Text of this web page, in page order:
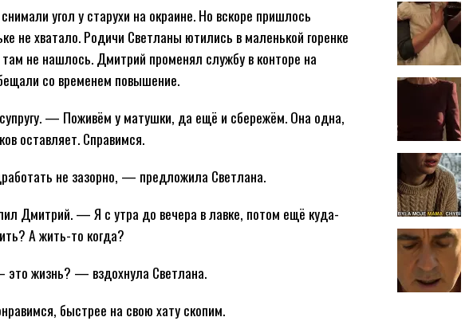
угол у старухи на окраине. Но вскоре пришлось
не хватало. Родичи Светланы ютились в маленькой горенке
не нашлось. Дмитрий променял службу в конторе на
со временем повышение.
— Поживём у матушки, да ещё и сбережём. Она одна,
оставляет. Справимся.
не зазорно, — предложила Светлана.
Дмитрий. — Я с утра до вечера в лавке, потом ещё куда-
А жить-то когда?
жизнь? — вздохнула Светлана.
быстрее на свою хату скопим.